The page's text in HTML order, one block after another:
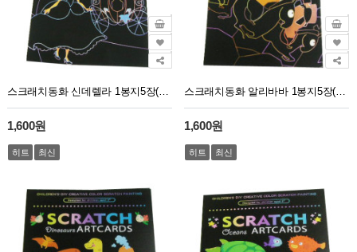
1,600원
히트 최신
1,600원
히트 최신